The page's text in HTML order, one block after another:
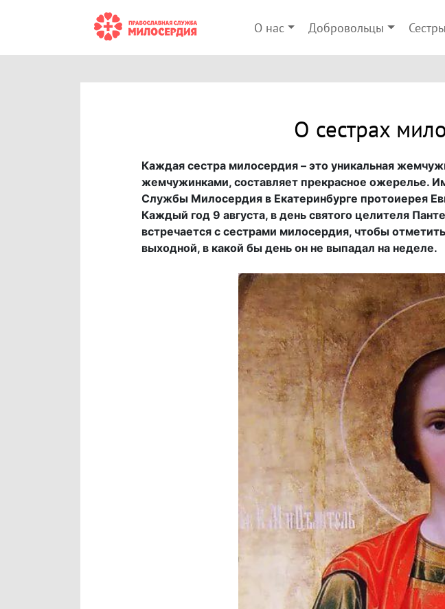
О нас Добровольцы
О сестрах
Каждая сестра милосердия – это уникальная
жемчужинками, составляет прекрасное ожерелье.
Службы Милосердия в Екатеринбурге протоиерея
Каждый год 9 августа, в день святого целителя
встречается с сестрами милосердия, чтобы
выходной, в какой бы день он не выпадал на неделе.